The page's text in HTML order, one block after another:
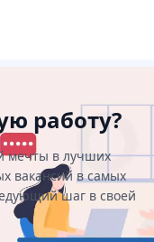
работу?
мечты в лучших
вакансий в самых
шаг в своей